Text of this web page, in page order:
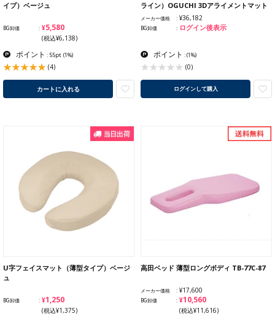
イプ）ベージュ
BG卸価 ¥5,580
(税込¥6,138)
ポイント : 55pt (1%)
(4)
カートに入れる
ライン）OGUCHI 3Dアライメントマット
メーカー価格 ¥36,182
BG卸価 ログイン後表示
ポイント :(1%)
(0)
ログインして購入
U字フェイスマット（薄型タイプ）ベージ
ュ
BG卸価 ¥1,250
(税込¥1,375)
高田ベッド 薄型ロングボディ TB-77C-87
メーカー価格 ¥17,600
BG卸価 ¥10,560
(税込¥11,616)